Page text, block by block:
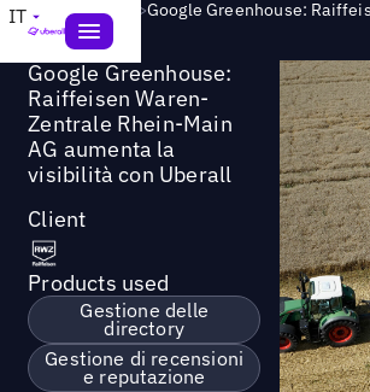
IT Success Story >
Google Greenhouse:
Raiffeisen Waren-
Zentrale Rhein-Main
AG aumenta la
visibilità con Uberall
Client
Products used
Gestione delle
directory
Gestione di recensioni
e reputazione